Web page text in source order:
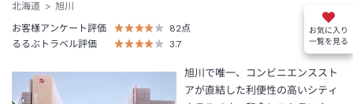
北海道
旭川
お客様アンケート評価
82点
るるぶトラベル評価
3.7
旭川で唯一、コンビニエンススト
アが直結した利便性の高いシティ
お気に入り
一覧を見る